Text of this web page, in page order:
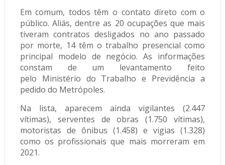
Em comum, todos têm o contato direto com o
público. Aliás, dentre as 20 ocupações que mais
tiveram contratos desligados no ano passado
por morte, 14 têm o trabalho presencial como
principal modelo de negócio. As informações
constam de um levantamento feito
pelo Ministério do Trabalho e Previdência a
pedido do Metrópoles.
Na lista, aparecem ainda vigilantes (2.447
vítimas), serventes de obras (1.750 vítimas),
motoristas de ônibus (1.458) e vigias (1.328)
como os profissionais que mais morreram em
2021.